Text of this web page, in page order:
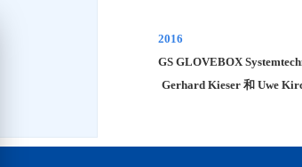
2016
GS GLOVEBOX
Gerhard Kieser 和 Uwe